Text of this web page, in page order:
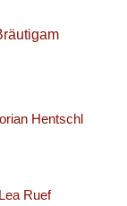
Hentschl
Ruef